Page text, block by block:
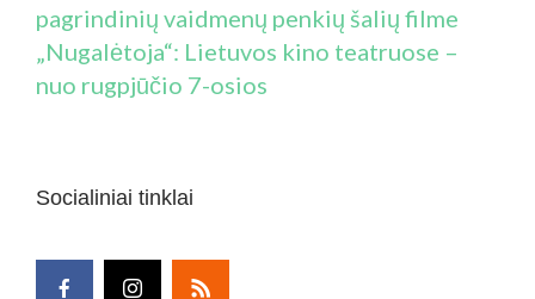
pagrindinių vaidmenų penkių šalių filme
„Nugalėtoja“: Lietuvos kino teatruose –
nuo rugpjūčio 7-osios
Socialiniai tinklai